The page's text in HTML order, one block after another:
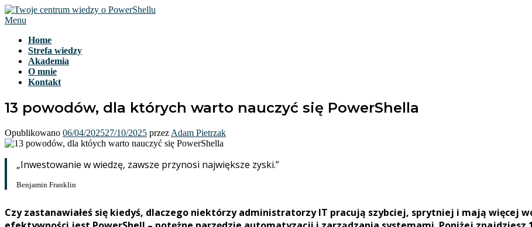
Przejdź
do
Menu
Home
Strefa wiedzy
Akademia
O mnie
Kontakt
13 powodów, dla których warto nauczyć się PowerShella
Opublikowano 06/04/202527/10/2025 przez Adam Pietrzak
„Inwestowanie w wiedzę, zawsze przynosi największe zyski.”
Benjamin Franklin
Czy zastanawiałeś się kiedyś, dlaczego niektórzy administratorzy IT pracują szybciej, sprytniej i mają więcej